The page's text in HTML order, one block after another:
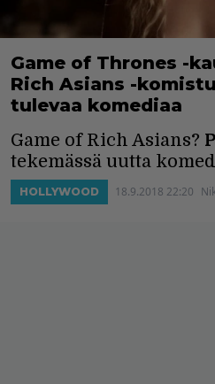
Game of Thrones -
Rich Asians -
tulevaa komediaa
Game of Rich Asians?
tekemässä uutta
HOLLYWOOD 18.9.2018 22:20